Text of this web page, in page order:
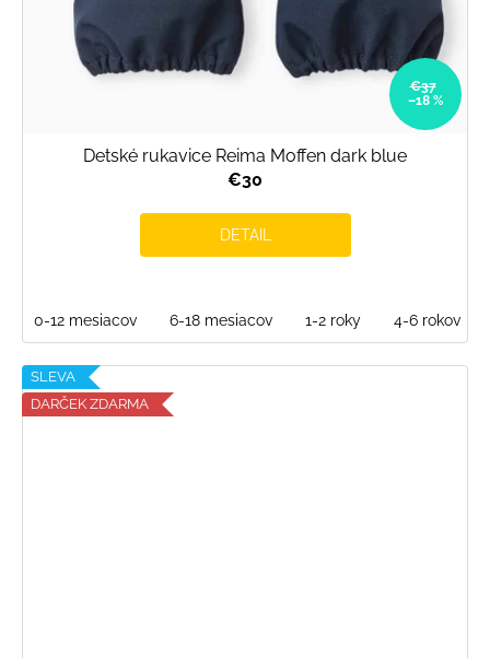
€37
–18 %
Detské rukavice Reima Moffen dark blue
€30
DETAIL
0-12 mesiacov 6-18 mesiacov 1-2 roky 4-6 rokov
SLEVA
DARČEK ZDARMA